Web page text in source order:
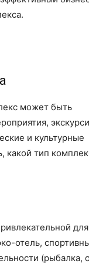
может быть
и культурные
какой тип
для
отель,
(рыбалка,